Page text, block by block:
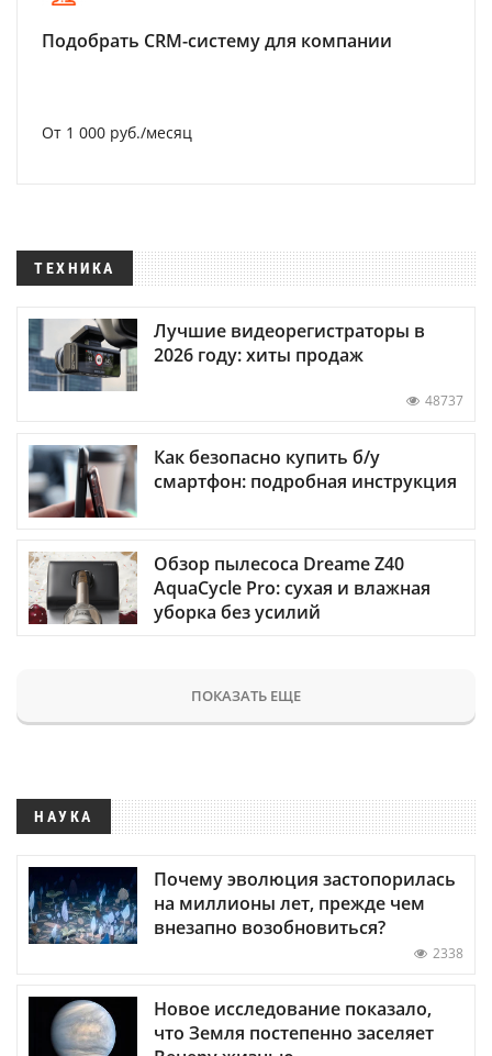
Подобрать CRM-систему для компании
От 1 000 руб./месяц
ТЕХНИКА
Лучшие видеорегистраторы в
2026 году: хиты продаж
48737
Как безопасно купить б/у
смартфон: подробная инструкция
Обзор пылесоса Dreame Z40
AquaCycle Pro: сухая и влажная
уборка без усилий
ПОКАЗАТЬ ЕЩЕ
НАУКА
Почему эволюция застопорилась
на миллионы лет, прежде чем
внезапно возобновиться?
2338
Новое исследование показало,
что Земля постепенно заселяет